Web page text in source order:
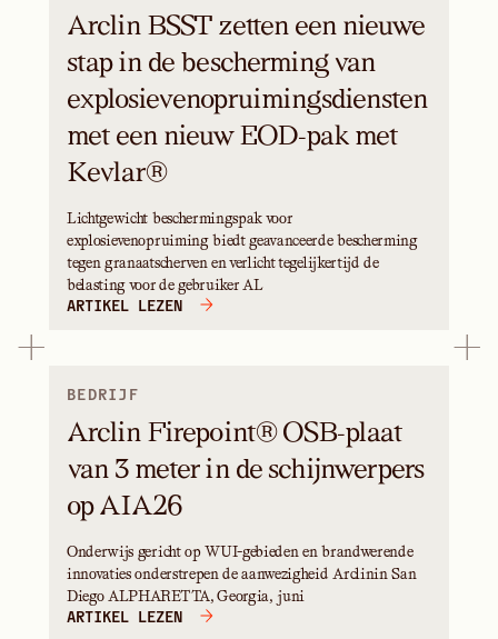
Arclin BSST zetten een nieuwe
stap in de bescherming van
explosievenopruimingsdiensten
met een nieuw EOD-pak met
Kevlar®
Lichtgewicht beschermingspak voor
explosievenopruiming biedt geavanceerde bescherming
tegen granaatscherven en verlicht tegelijkertijd de
belasting voor de gebruiker AL
ARTIKEL LEZEN
BEDRIJF
Arclin Firepoint® OSB-plaat
van 3 meter in de schijnwerpers
op AIA26
Onderwijs gericht op WUI-gebieden en brandwerende
innovaties onderstrepen de aanwezigheid Arclinin San
Diego ALPHARETTA, Georgia, juni
ARTIKEL LEZEN